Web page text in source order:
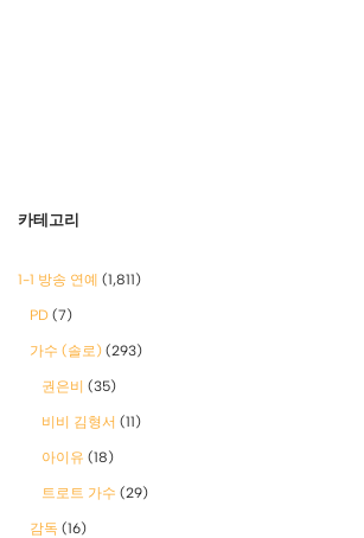
카테고리
1-1 방송 연예 (1,811)
PD (7)
가수 (솔로) (293)
권은비 (35)
비비 김형서 (11)
아이유 (18)
트로트 가수 (29)
감독 (16)